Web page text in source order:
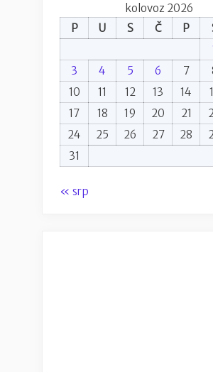
kolovoz 2026
P
U S Č P
3
4 5 6 7
10
11 12 13 14
17
18 19 20 21
24
25 26 27 28
31
« srp